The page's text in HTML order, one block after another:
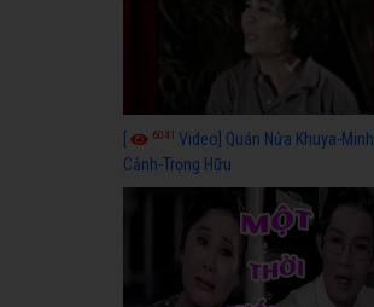
[ 6041 Video] Quán Nửa Khuya-Minh
Cảnh-Trọng Hữu